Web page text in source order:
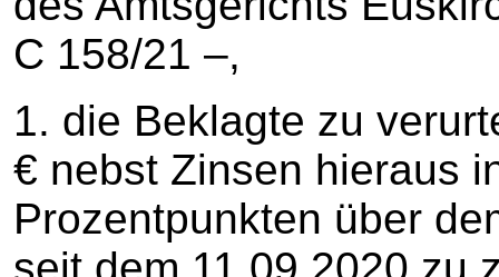
C 158/21 –,
1. die Beklagte zu
€ nebst Zinsen hieraus
Prozentpunkten über